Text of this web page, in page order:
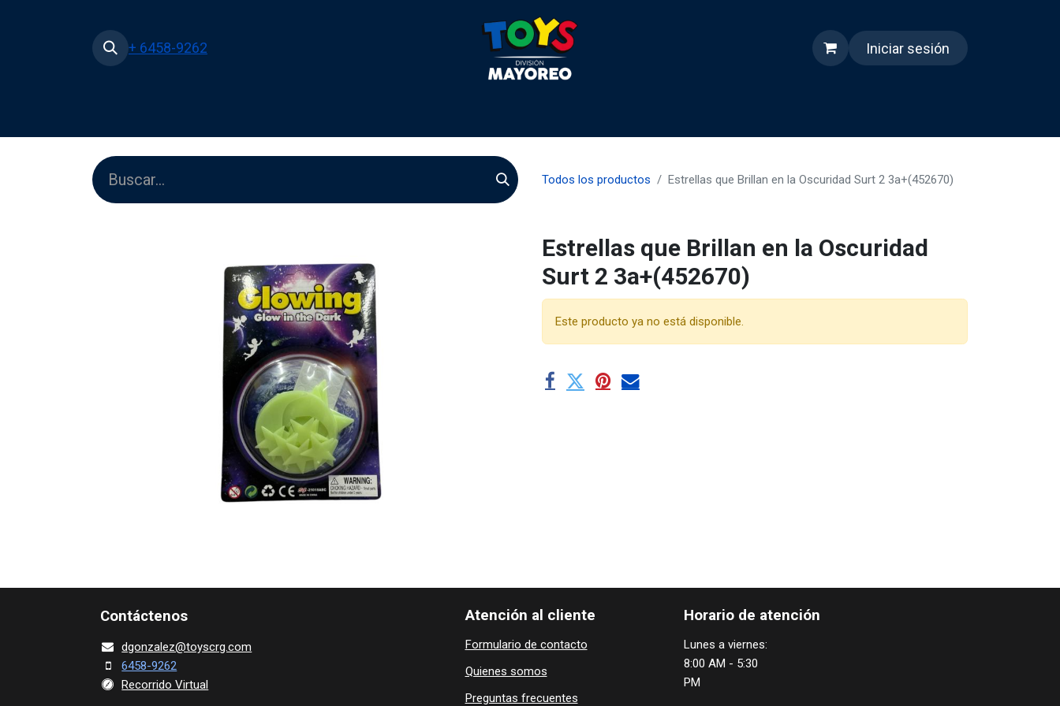
+ 6458-9262 Iniciar sesión
Todos los productos Estrellas que Brillan en la Oscuridad Surt 2 3a+(452670)
Estrellas que Brillan en la Oscuridad
Surt 2 3a+(452670)
Este producto ya no está disponible.
Contácte​nos
dgonza​lez@toy​scrg.c​o​m
6458-9262
Recorrido Virtual
Horario de atención
Lunes a viernes:
8:00 AM - 5:30
PM
Atención al cliente
Formulario de contacto
Quienes ​som​​​os
Preguntas frecuentes